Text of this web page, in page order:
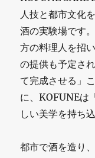
人技と都市文化
酒の実験場です
方の料理人を招
の提供も予定さ
て完成させる」
に、KOFUNEは
しい美学を持ち
都市で酒を造り